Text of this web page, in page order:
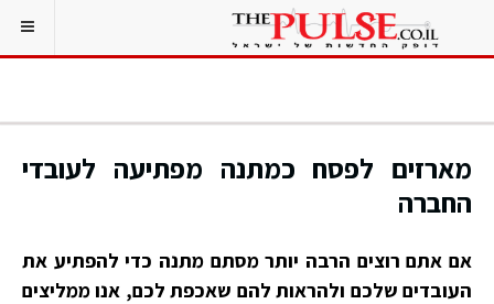
מארזים לפסח כמתנה מפתיעה לעובדי
החברה
אם אתם רוצים הרבה יותר מסתם מתנה כדי להפתיע את
העובדים שלכם ולהראות להם שאכפת לכם, אנו ממליצים